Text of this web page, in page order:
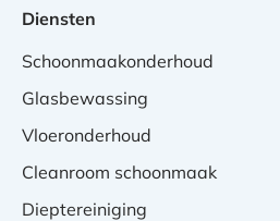
Diensten
Schoonmaakonderhoud
Glasbewassing
Vloeronderhoud
Cleanroom schoonmaak
Dieptereiniging